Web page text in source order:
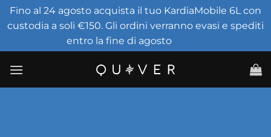
Fino al 24 agosto acquista il tuo KardiaMobile 6L con
custodia a soli €150. Gli ordini verranno evasi e spediti
entro la fine di agosto
contenuti